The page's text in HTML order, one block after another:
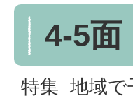
4-5面
特集 地域で